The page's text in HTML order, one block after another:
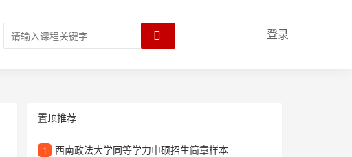
登录
置顶推荐
1 西南政法大学同等学力申硕招生简章样本